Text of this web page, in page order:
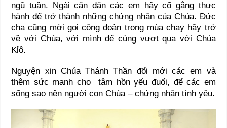
ngũ tuần. Ngài căn dặn các em hãy cố gắng thực
hành để trở thành những chứng nhân của Chúa. Đức
cha cũng mời gọi cộng đoàn trong mùa chay hãy trở
về với Chúa, với mình để cùng vượt qua với Chúa
Kỉô.
Nguyện xin Chúa Thánh Thần đổi mới các em và
thêm sức mạnh cho tâm hồn yếu đuối, để các em
sống sao nên người con Chúa – chứng nhân tình yêu.